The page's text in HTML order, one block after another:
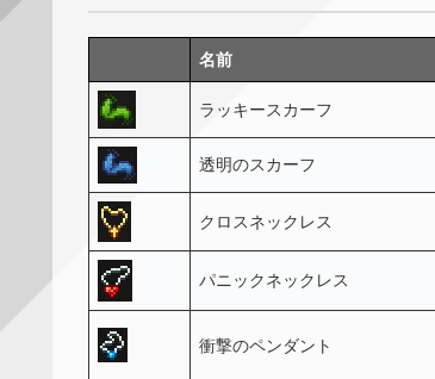
名前
ラッキースカーフ
透明のスカーフ
クロスネックレス
パニックネックレス
衝撃のペンダント